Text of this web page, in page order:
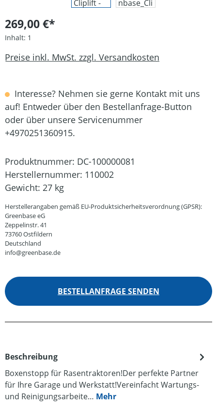
269,00 €*
Inhalt: 1
Preise inkl. MwSt. zzgl. Versandkosten
Interesse? Nehmen sie gerne Kontakt mit uns
auf! Entweder über den Bestellanfrage-Button
oder über unsere Servicenummer
+4970251360915.
Produktnummer: DC-100000081
Herstellernummer: 110002
Gewicht: 27 kg
Herstellerangaben gemäß EU-Produktsicherheitsverordnung (GPSR):
Greenbase eG
Zeppelinstr. 41
73760 Ostfildern
Deutschland
info@greenbase.de
BESTELLANFRAGE SENDEN
Beschreibung
Boxenstopp für Rasentraktoren!Der perfekte Partner
für Ihre Garage und Werkstatt!Vereinfacht Wartungs-
und Reinigungsarbeite… Mehr